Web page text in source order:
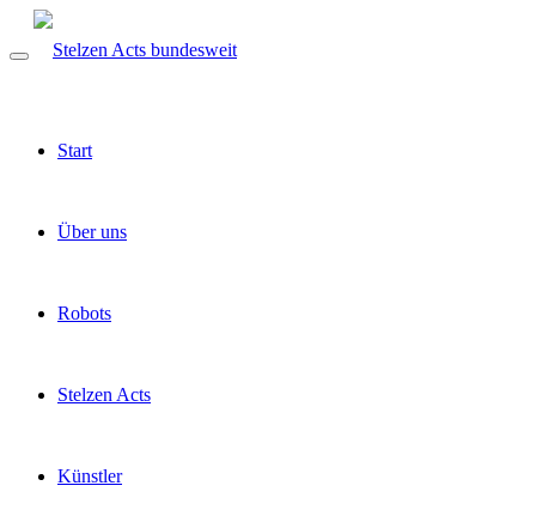
Start
Über uns
Robots
Stelzen Acts
Künstler